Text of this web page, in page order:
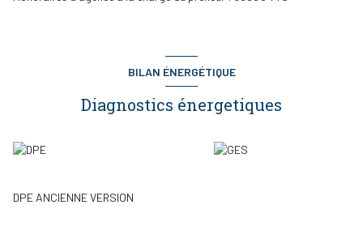
BILAN ÉNERGÉTIQUE
Diagnostics énergetiques
DPE ANCIENNE VERSION